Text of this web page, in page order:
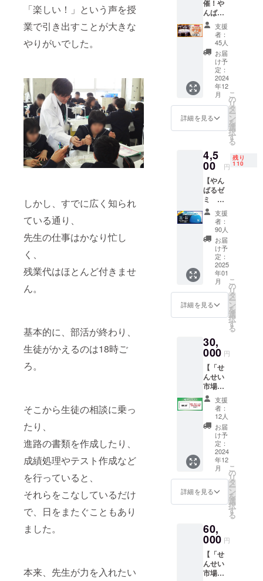
「楽しい！」という声を授
業で引き出すことが大きな
やりがいでした。
しかし、すでに広く知られ
ている通り、
先生の仕事はかなり忙し
く、
残業代はほとんど付きませ
ん。
基本的に、部活が終わり、
生徒がかえるのは18時ご
ろ。
そこから生徒の相談に乗っ
たり、
進路の書類を作成したり、
成績処理やテスト作成など
を行っていると、
それらをこなしているだけ
で、日をまたぐこともあり
ました。
本来、先生が力を入れたい
※リター
ンの内
容は
1,000円
の【お
礼メッ
セー
ジ】と
同じ内
容で
す。
催！や
んばる
ゼミ オ
フ会 in
岡崎
参加
券】 や
んばる
ゼミの
活動拠
点であ
る岡崎
で、初
めての
オフ会
しま
す！ 支
援して
いただ
いた方
や、い
つも動
画を見
てくれ
ている
方と、
直接お
会いで
きるこ
とを楽
しみに
してい
■イベン
【開催
日】12
月1日
(日)
16:30～
19:00（
受付時
間16:00
16:30）
【開催
地】愛
知県岡
崎市
岡崎
ニュー
グラン
やんば
るゼミ
が高校
時代に
作った
映画の
支援
者：
45人
お届
け予
定：
2024
年12
月
詳細を見る
こ
の
リ
タ
ー
ン
を
選
択
す
る
4,5
00 円
残り
110
【やん
ばるゼ
ミ オ
リジナ
ルビー
ズクッ
ション
with ハ
ナロ
ロ】 ク
ラウド
ファン
ディン
グ限
定！や
んばる
ロゴが
入った
オリジ
ナルの
ビーズ
クッ
ショ
ン！
「やん
ばるゼ
ミのこ
だわ
り」 活
動拠点
岡崎の
企業
「タキ
に、生
地選び
からデ
ザイ
ン、サ
イズま
支援
者：
90人
お届
け予
定：
2025
年01
月
詳細を見る
こ
の
リ
タ
ー
ン
を
選
択
す
る
30,
000 円
【「せ
んせい
市場」
一般ス
ポン
サー】
「せん
せい市
場」に
お名前
を掲
載！ 協
賛して
くださ
る方
へ、以
典を提
供いた
しま
す。 ＜
スポン
サー特
支援
者：
12人
お届
け予
定：
2024
年12
月
詳細を見る
こ
の
リ
タ
ー
ン
を
選
択
す
る
60,
000 円
【「せ
んせい
市場」